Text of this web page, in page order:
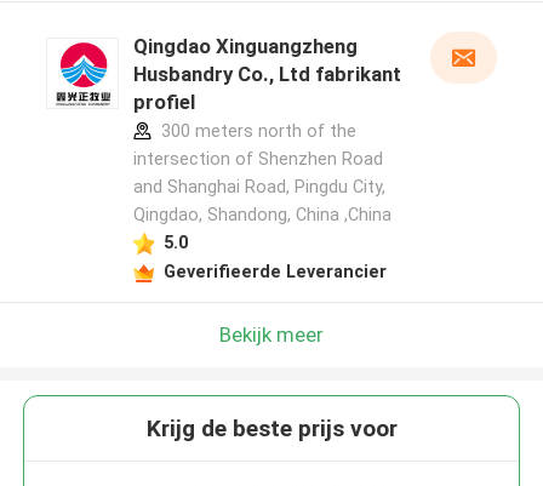
Qingdao Xinguangzheng
Husbandry Co., Ltd fabrikant
profiel
300 meters north of the
intersection of Shenzhen Road
and Shanghai Road, Pingdu City,
Qingdao, Shandong, China ,China
5.0
Geverifieerde Leverancier
Bekijk meer
Krijg de beste prijs voor